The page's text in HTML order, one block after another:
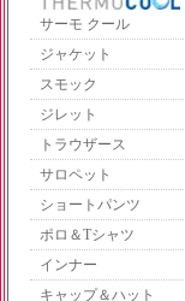
サーモ クール
ジャケット
スモック
ジレット
トラウザース
サロペット
ショートパンツ
ポロ＆Tシャツ
インナー
キャップ＆ハット